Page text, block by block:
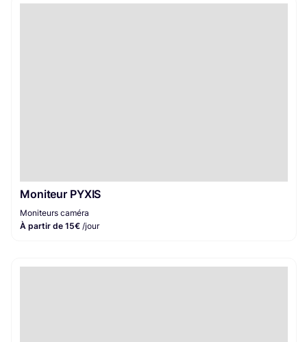
Moniteur PYXIS
Moniteurs caméra
À partir de 15€ /jour